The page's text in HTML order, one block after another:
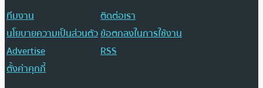
ทีมงาน
ติดต่อเรา
นโยบายความเป็นส่วนตัวข้อตกลงในการใช้งาน
Advertise
RSS
ตั้งค่าคุกกี้